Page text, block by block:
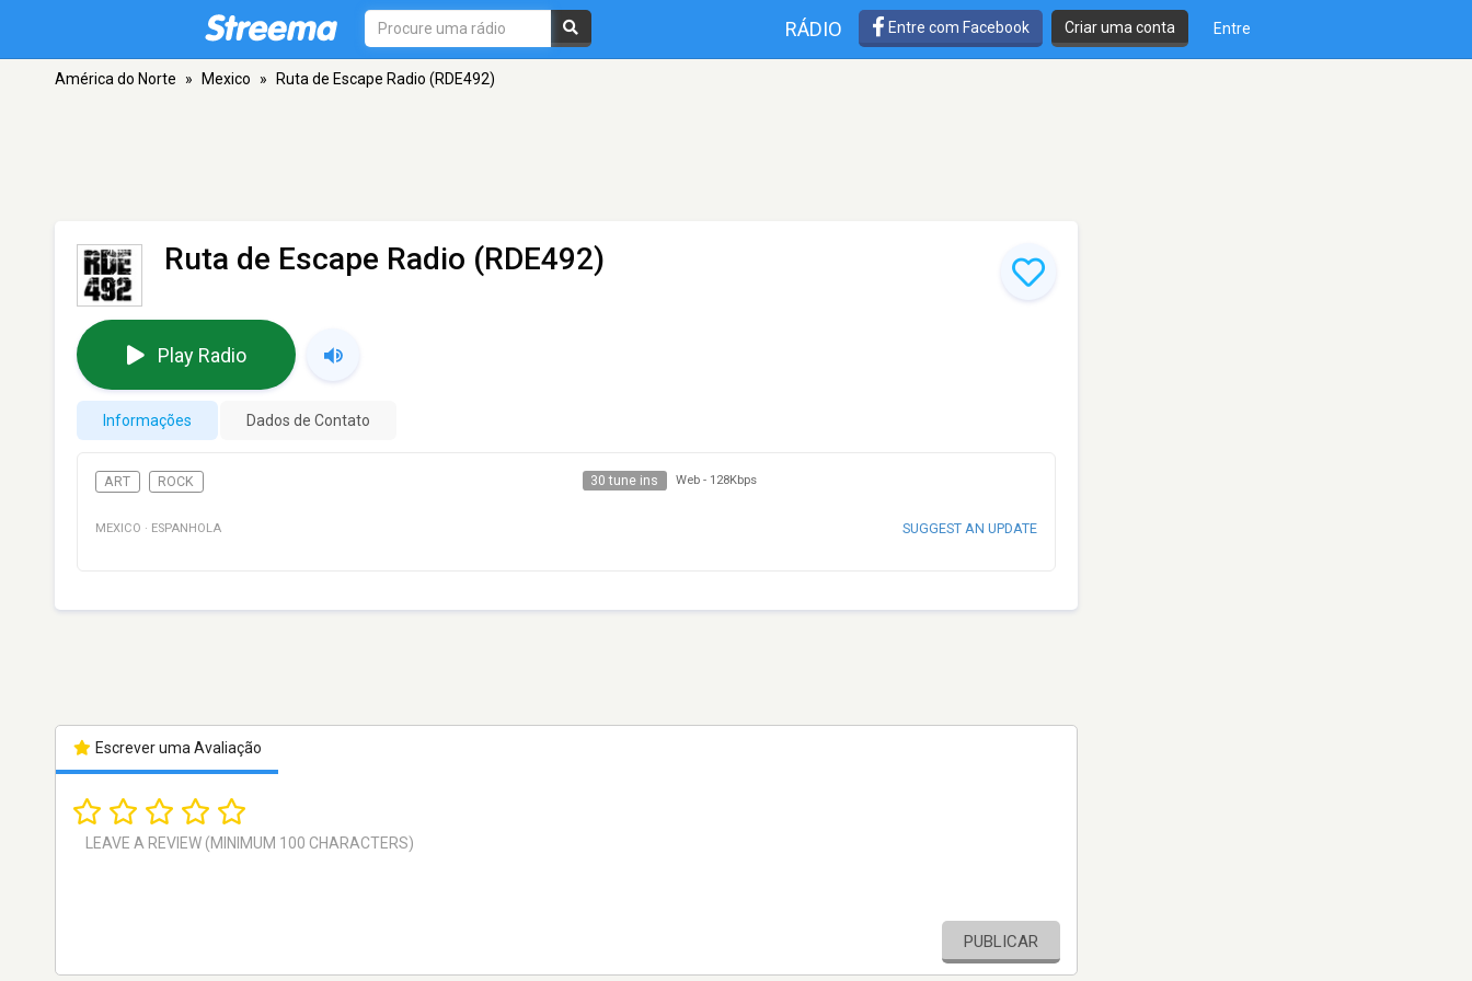
RÁDIO Entre com Facebook Criar uma conta Entre
América do Norte » Mexico » Ruta de Escape Radio (RDE492)
Ruta de Escape Radio (RDE492)
Play Radio
Informações Dados de Contato
ART ROCK 30 tune ins Web - 128Kbps
MEXICO · ESPANHOLA SUGGEST AN UPDATE
Escrever uma Avaliação
PUBLICAR